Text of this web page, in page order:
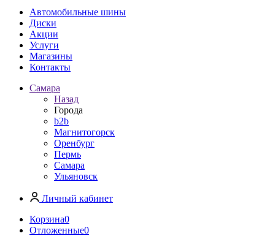
Автомобильные шины
Диски
Акции
Услуги
Магазины
Контакты
Самара
Назад
Города
b2b
Магнитогорск
Оренбург
Пермь
Самара
Ульяновск
Личный кабинет
Корзина0
Отложенные0